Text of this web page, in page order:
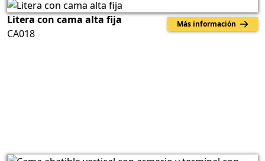
Más información
Litera con cama alta fija
CA018